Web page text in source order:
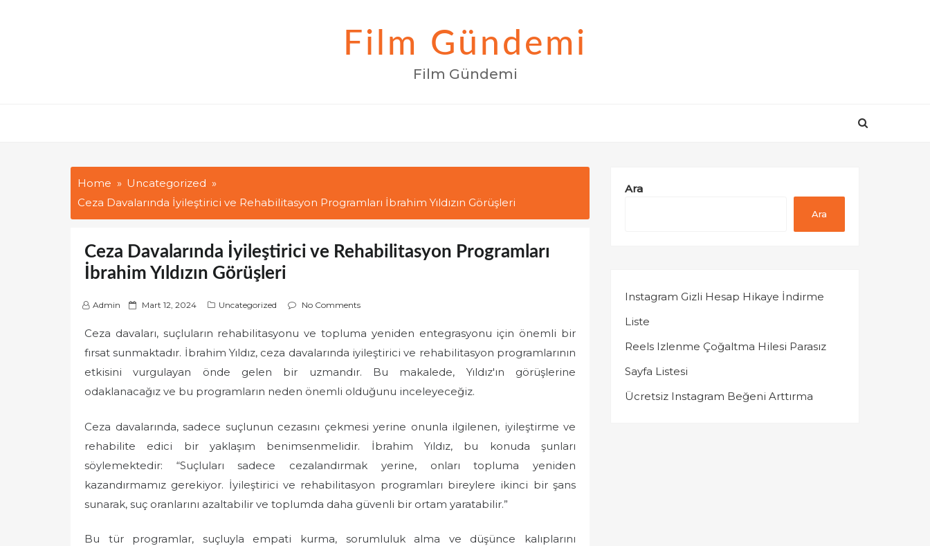
Film Gündemi
Film Gündemi
Home
Uncategorized
Ceza Davalarında İyileştirici ve Rehabilitasyon Programları İbrahim Yıldızın Görüşleri
Ceza Davalarında İyileştirici ve Rehabilitasyon Programları
İbrahim Yıldızın Görüşleri
Admin
P
s
t
o
Mart 12, 2024 Uncategorized No Comments
Ceza davaları, suçluların rehabilitasyonu ve topluma yeniden entegrasyonu için önemli bir
fırsat sunmaktadır. İbrahim Yıldız, ceza davalarında iyileştirici ve rehabilitasyon programlarının
etkisini vurgulayan önde gelen bir uzmandır. Bu makalede, Yıldız'ın görüşlerine
odaklanacağız ve bu programların neden önemli olduğunu inceleyeceğiz.
Ceza davalarında, sadece suçlunun cezasını çekmesi yerine onunla ilgilenen, iyileştirme ve
rehabilite edici bir yaklaşım benimsenmelidir. İbrahim Yıldız, bu konuda şunları
söylemektedir: “Suçluları sadece cezalandırmak yerine, onları topluma yeniden
kazandırmamız gerekiyor. İyileştirici ve rehabilitasyon programları bireylere ikinci bir şans
sunarak, suç oranlarını azaltabilir ve toplumda daha güvenli bir ortam yaratabilir.”
Bu tür programlar, suçluyla empati kurma, sorumluluk alma ve düşünce kalıplarını
Ara
Ara
Instagram Gizli Hesap Hikaye İndirme
Liste
Reels Izlenme Çoğaltma Hilesi Parasız
Sayfa Listesi
Ücretsiz Instagram Beğeni Arttırma